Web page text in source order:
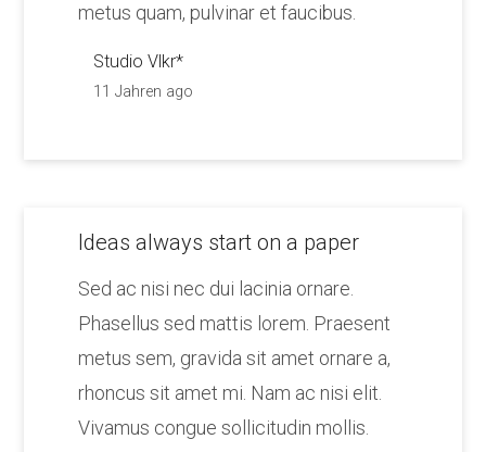
metus quam, pulvinar et faucibus.
Studio Vlkr*
11 Jahren ago
Ideas always start on a paper
Sed ac nisi nec dui lacinia ornare.
Phasellus sed mattis lorem. Praesent
metus sem, gravida sit amet ornare a,
rhoncus sit amet mi. Nam ac nisi elit.
Vivamus congue sollicitudin mollis.